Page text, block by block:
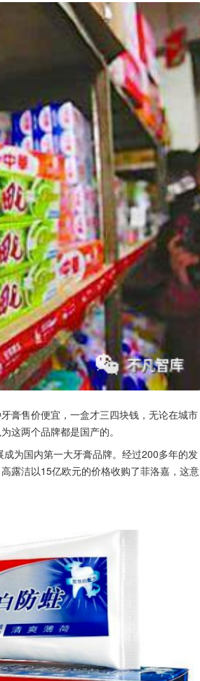
膏售价便宜，一盒才三四块钱，无论在城市
这两个品牌都是国产的。
为国内第一大牙膏品牌。经过200多年的发
露洁以15亿欧元的价格收购了菲洛嘉，这意